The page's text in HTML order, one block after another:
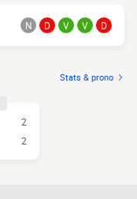
N D V V D
Stats & prono
2
2